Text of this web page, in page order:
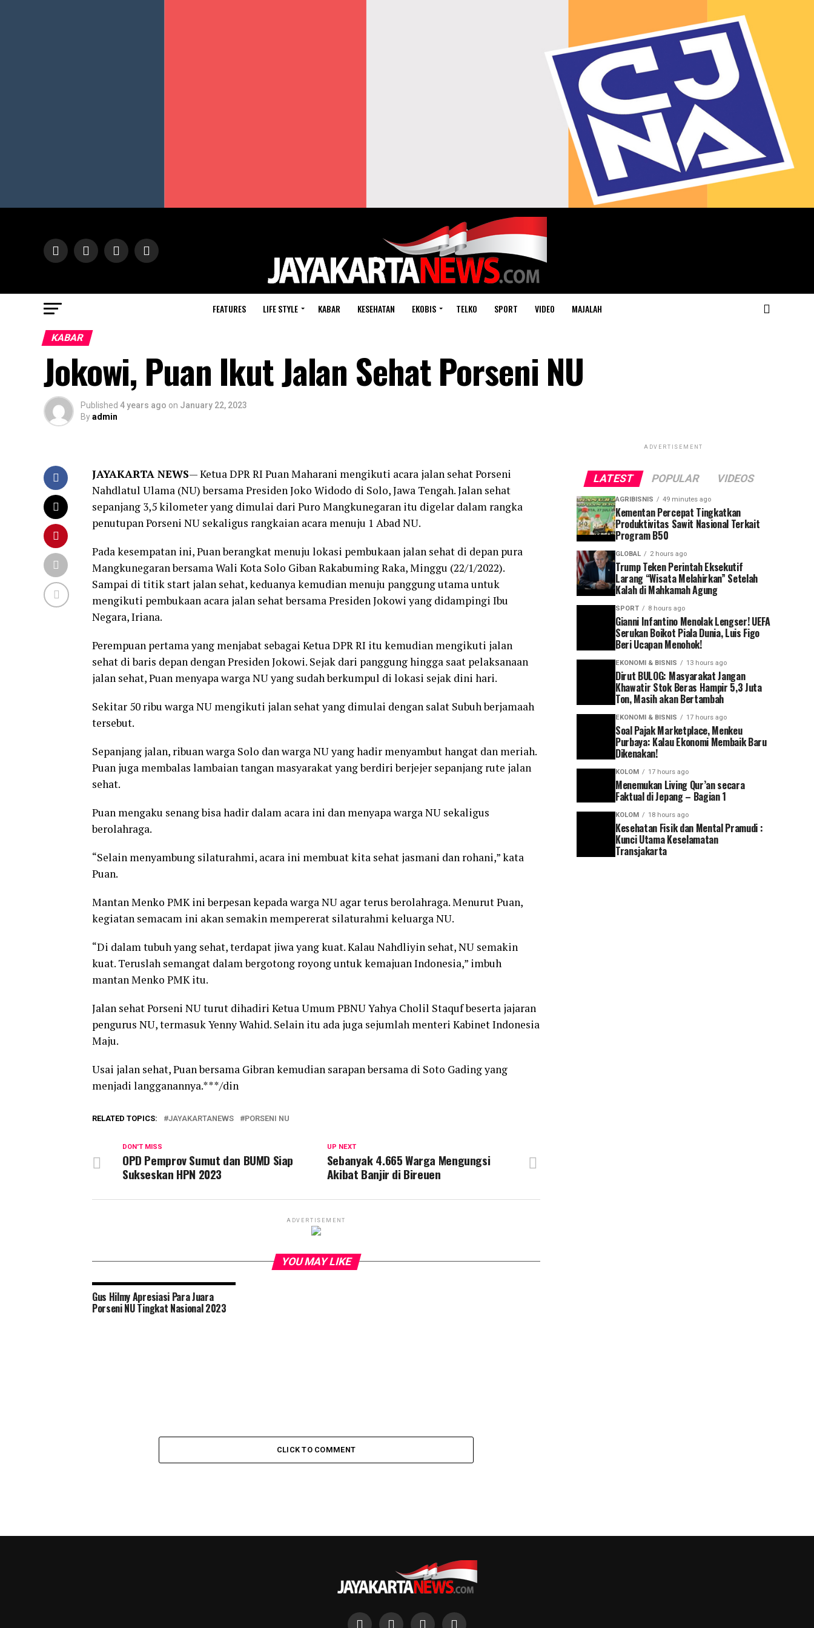
FEATURES LIFE STYLE KABAR KESEHATAN EKOBIS TELKO SPORT VIDEO MAJALAH
KABAR
Jokowi, Puan Ikut Jalan Sehat Porseni NU
Published 4 years ago on January 22, 2023
Byadmin
JAYAKARTA NEWS— Ketua DPR RI Puan Maharani mengikuti acara jalan sehat Porseni
Nahdlatul Ulama (NU) bersama Presiden Joko Widodo di Solo, Jawa Tengah. Jalan sehat
sepanjang 3,5 kilometer yang dimulai dari Puro Mangkunegaran itu digelar dalam rangka
penutupan Porseni NU sekaligus rangkaian acara menuju 1 Abad NU.
Pada kesempatan ini, Puan berangkat menuju lokasi pembukaan jalan sehat di depan pura
Mangkunegaran bersama Wali Kota Solo Giban Rakabuming Raka, Minggu (22/1/2022).
Sampai di titik start jalan sehat, keduanya kemudian menuju panggung utama untuk
mengikuti pembukaan acara jalan sehat bersama Presiden Jokowi yang didampingi Ibu
Negara, Iriana.
Perempuan pertama yang menjabat sebagai Ketua DPR RI itu kemudian mengikuti jalan
sehat di baris depan dengan Presiden Jokowi. Sejak dari panggung hingga saat pelaksanaan
jalan sehat, Puan menyapa warga NU yang sudah berkumpul di lokasi sejak dini hari.
Sekitar 50 ribu warga NU mengikuti jalan sehat yang dimulai dengan salat Subuh berjamaah
tersebut.
Sepanjang jalan, ribuan warga Solo dan warga NU yang hadir menyambut hangat dan meriah.
Puan juga membalas lambaian tangan masyarakat yang berdiri berjejer sepanjang rute jalan
sehat.
Puan mengaku senang bisa hadir dalam acara ini dan menyapa warga NU sekaligus
berolahraga.
“Selain menyambung silaturahmi, acara ini membuat kita sehat jasmani dan rohani,” kata
Puan.
Mantan Menko PMK ini berpesan kepada warga NU agar terus berolahraga. Menurut Puan,
kegiatan semacam ini akan semakin mempererat silaturahmi keluarga NU.
“Di dalam tubuh yang sehat, terdapat jiwa yang kuat. Kalau Nahdliyin sehat, NU semakin
kuat. Teruslah semangat dalam bergotong royong untuk kemajuan Indonesia,” imbuh
mantan Menko PMK itu.
Jalan sehat Porseni NU turut dihadiri Ketua Umum PBNU Yahya Cholil Staquf beserta jajaran
pengurus NU, termasuk Yenny Wahid. Selain itu ada juga sejumlah menteri Kabinet Indonesia
Maju.
Usai jalan sehat, Puan bersama Gibran kemudian sarapan bersama di Soto Gading yang
menjadi langganannya.***/din
RELATED TOPICS: JAYAKARTANEWS PORSENI NU
UP NEXT
Sebanyak 4.665 Warga Mengungsi
Akibat Banjir di Bireuen
DON'T MISS
OPD Pemprov Sumut dan BUMD Siap
Sukseskan HPN 2023
ADVERTISEMENT
YOU MAY LIKE
Gus Hilmy Apresiasi Para Juara
Porseni NU Tingkat Nasional 2023
CLICK TO COMMENT
ADVERTISEMENT
LATEST POPULAR VIDEOS
AGRIBISNIS 49 minutes ago
Kementan Percepat Tingkatkan
Produktivitas Sawit Nasional Terkait
Program B50
GLOBAL 2 hours ago
Trump Teken Perintah Eksekutif
Larang “Wisata Melahirkan” Setelah
Kalah di Mahkamah Agung
SPORT 8 hours ago
Gianni Infantino Menolak Lengser! UEFA
Serukan Boikot Piala Dunia, Luis Figo
Beri Ucapan Menohok!
EKONOMI & BISNIS 13 hours ago
Dirut BULOG: Masyarakat Jangan
Khawatir Stok Beras Hampir 5,3 Juta
Ton, Masih akan Bertambah
EKONOMI & BISNIS 17 hours ago
Soal Pajak Marketplace, Menkeu
Purbaya: Kalau Ekonomi Membaik Baru
Dikenakan!
KOLOM 17 hours ago
Menemukan Living Qur’an secara
Faktual di Jepang – Bagian 1
KOLOM 18 hours ago
Kesehatan Fisik dan Mental Pramudi :
Kunci Utama Keselamatan
Transjakarta